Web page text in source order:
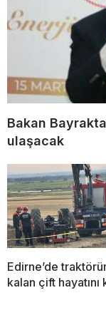
Bakan
ulaşacak
Edirne’de
kalan çift hayatını